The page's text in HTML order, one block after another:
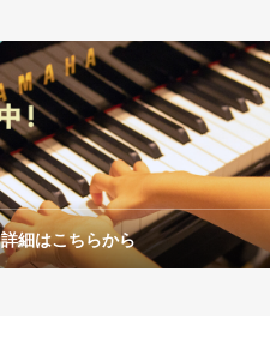
詳細はこちらから